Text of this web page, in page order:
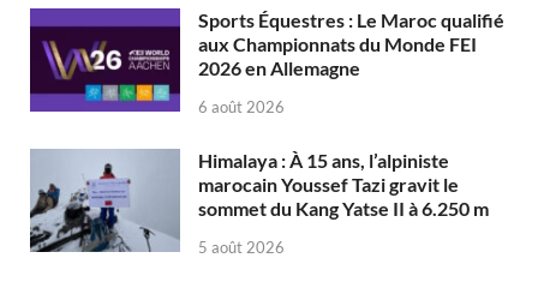
Sports Équestres : Le Maroc qualifié
aux Championnats du Monde FEI
2026 en Allemagne
6 août 2026
Himalaya : À 15 ans, l’alpiniste
marocain Youssef Tazi gravit le
sommet du Kang Yatse II à 6.250 m
5 août 2026